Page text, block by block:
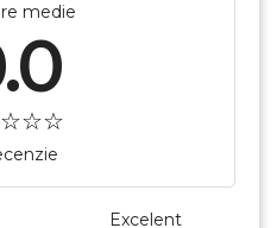
medie
Excelent